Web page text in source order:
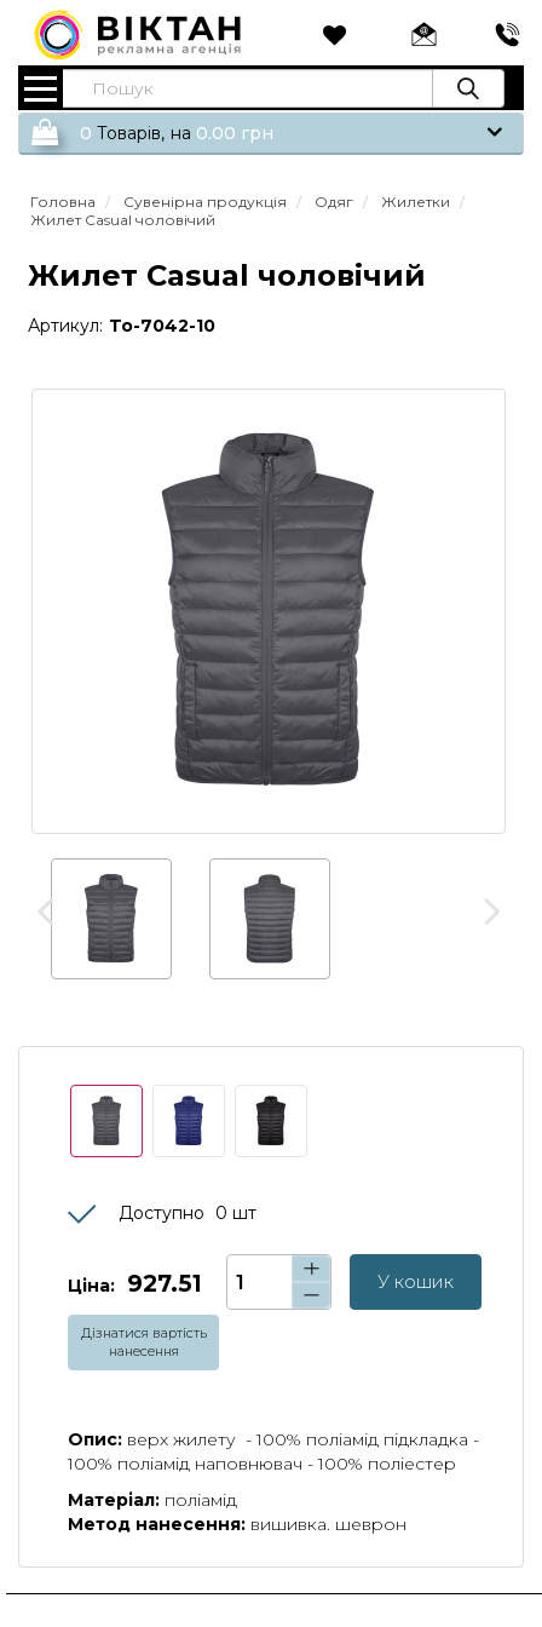
0 Tоварів, на 0.00 грн
Головна Сувенірна продукція Одяг
Жилетки
Жилет Casual чоловічий
Жилет Casual чоловічий
Артикул: To-7042-10
Доступно 0 шт
Ціна: 927.51 У кошик
Дізнатися вартість
нанесення
Опис: верх жилету - 100% поліамід підкладка -
100% поліамід наповнювач - 100% поліестер
Матеріал: поліамід
Метод нанесення: вишивка. шеврон